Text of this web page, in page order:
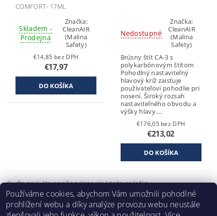
COMFORT- 17ML
Skladem -
Prodejna
Značka:
CleanAIR
(Malina
Safety)
€14,85 bez DPH
€17,97
Nedostupné
Značka:
CleanAIR
(Malina
Safety)
Brúsny štít CA-3 s
polykarbónovým štítom
Pohodlný nastaviteľný
hlavový kríž zaisťuje
používateľovi pohodlie pri
nosení. Široký rozsah
nastaviteľného obvodu a
výšky hlavy....
€176,05 bez DPH
€213,02
Buďte prvý, kto napíše príspevok k tejto položke.
Pridať komentár
Používáme cookies, abychom Vám umožnili pohodlné
prohlížení webu a díky analýze provozu webu neustále